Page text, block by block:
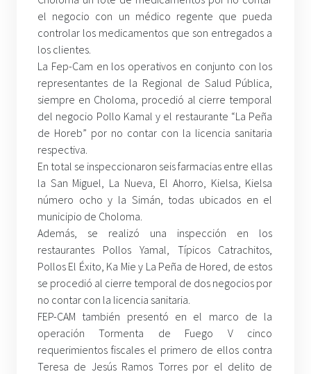
el negocio con un médico regente que pueda
controlar los medicamentos que son entregados a
los clientes.
La Fep-Cam en los operativos en conjunto con los
representantes de la Regional de Salud Pública,
siempre en Choloma, procedió al cierre temporal
del negocio Pollo Kamal y el restaurante “La Peña
de Horeb” por no contar con la licencia sanitaria
respectiva.
En total se inspeccionaron seis farmacias entre ellas
la San Miguel, La Nueva, El Ahorro, Kielsa, Kielsa
número ocho y la Simán, todas ubicados en el
municipio de Choloma.
Además, se realizó una inspección en los
restaurantes Pollos Yamal, Típicos Catrachitos,
Pollos El Éxito, Ka Mie y La Peña de Hored, de estos
se procedió al cierre temporal de dos negocios por
no contar con la licencia sanitaria.
FEP-CAM también presentó en el marco de la
operación Tormenta de Fuego V cinco
requerimientos fiscales el primero de ellos contra
Teresa de Jesús Ramos Torres por el delito de